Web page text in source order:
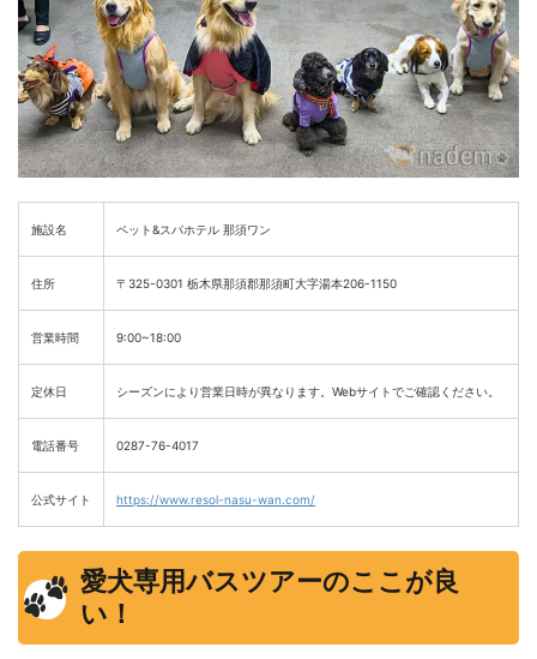
施設名 ペット&スパホテル 那須ワン
住所 〒325-0301 栃木県那須郡那須町大字湯本206-1150
営業時間 9:00~18:00
定休日 シーズンにより営業日時が異なります。Webサイトでご確認ください。
電話番号 0287-76-4017
公式サイト https://www.resol-nasu-wan.com/
愛犬専用バスツアーのここが良
い！